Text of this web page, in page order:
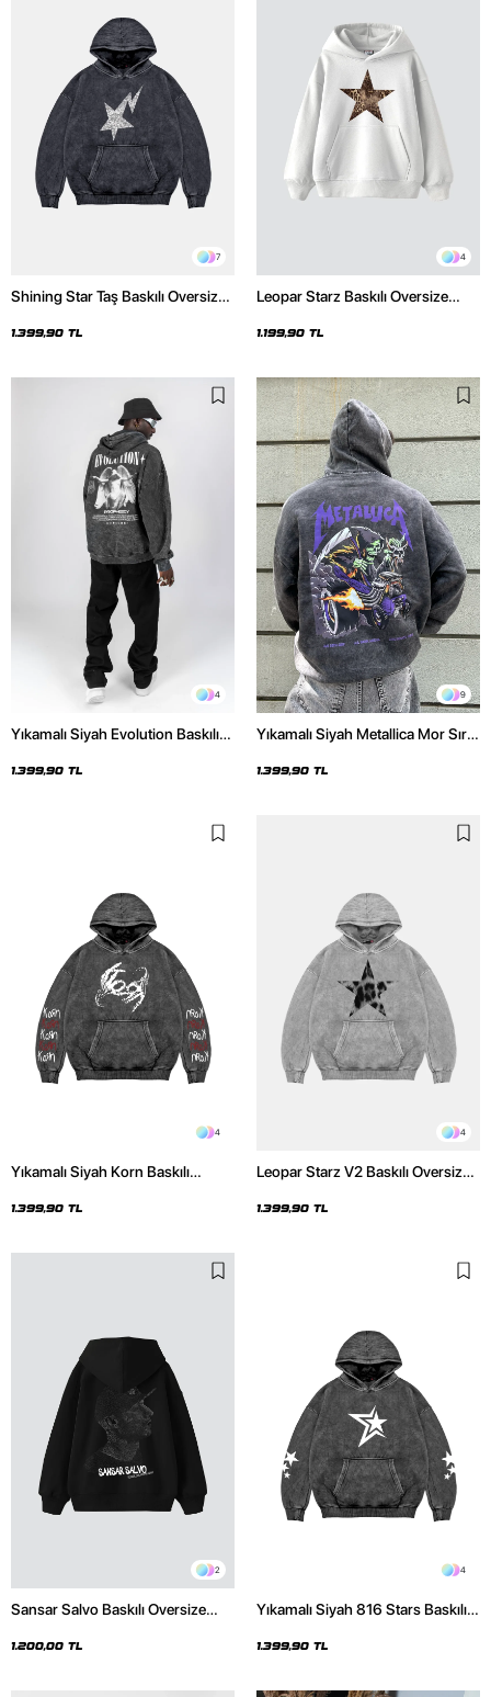
7
Shining Star Taş Baskılı Oversize
Hoodie
1.399,90 TL
4
Leopar Starz Baskılı Oversize
1.199,90 TL
4
Yıkamalı Siyah Evolution Baskılı
Hoodie
1.399,90 TL
9
Yıkamalı Siyah Metallica Mor Sırt
Hoodie
1.399,90 TL
4
Yıkamalı Siyah Korn Baskılı
1.399,90 TL
4
Leopar Starz V2 Baskılı Oversize
Hoodie
1.399,90 TL
2
Sansar Salvo Baskılı Oversize
1.200,00 TL
4
Yıkamalı Siyah 816 Stars Baskılı
1.399,90 TL